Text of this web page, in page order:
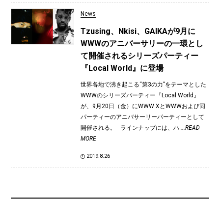
News
Tzusing、Nkisi、GAIKAが9月に
WWWのアニバーサリーの一環とし
て開催されるシリーズパーティー
『Local World』に登場
世界各地で沸き起こる“第3の力”をテーマとした
WWWのシリーズパーティー『Local World』
が、9月20日（金）にWWW XとWWWおよび同
パーティーのアニバサーリーパーティーとして
開催される。 ラインナップには、ハ ...READ
MORE
2019.8.26